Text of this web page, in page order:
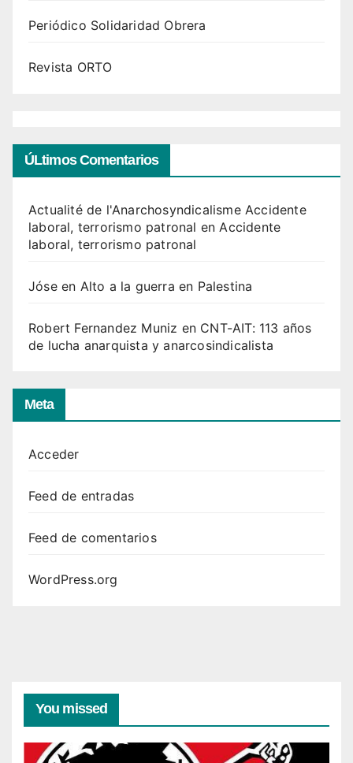
Periódico Solidaridad Obrera
Revista ORTO
ÚLtimos Comentarios
Actualité de l'Anarchosyndicalisme Accidente
laboral, terrorismo patronal en Accidente
laboral, terrorismo patronal
Jóseen Alto a la guerra en Palestina
Robert Fernandez Muniz en CNT-AIT: 113 años
de lucha anarquista y anarcosindicalista
Meta
Acceder
Feed de entradas
Feed de comentarios
WordPress.org
You missed